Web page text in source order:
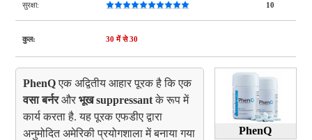
सुरक्षा: 10
कुल: 30 में से 30
PhenQ
PhenQएक अद्वितीय आहार पूरक है कि एक
वसा बर्नरऔरभूख suppressantके रूप में
कार्य करता है. यह पूरक एफडीए द्वारा
अनुमोदित अमेरिकी प्रयोगशाला में बनाया गया